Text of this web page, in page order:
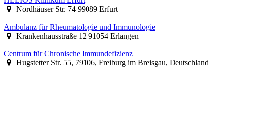
Nordhäuser Str. 74 99089 Erfurt
Ambulanz für Rheumatologie und Immunologie
Krankenhausstraße 12 91054 Erlangen
Centrum für Chronische Immundefizienz
Hugstetter Str. 55, 79106, Freiburg im Breisgau, Deutschland